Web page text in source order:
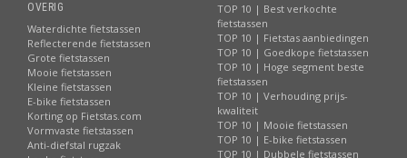
OVERIG
Waterdichte fietstassen
Reflecterende fietstassen
Grote fietstassen
Mooie fietstassen
Kleine fietstassen
E-bike fietstassen
Korting op Fietstas.com
Vormvaste fietstassen
Anti-diefstal rugzak
TOP 10 | Best verkochte
fietstassen
TOP 10 | Fietstas aanbiedingen
TOP 10 | Goedkope fietstassen
TOP 10 | Hoge segment beste
fietstassen
TOP 10 | Verhouding prijs-
kwaliteit
TOP 10 | Mooie fietstassen
TOP 10 | E-bike fietstassen
TOP 10 | Dubbele fietstassen